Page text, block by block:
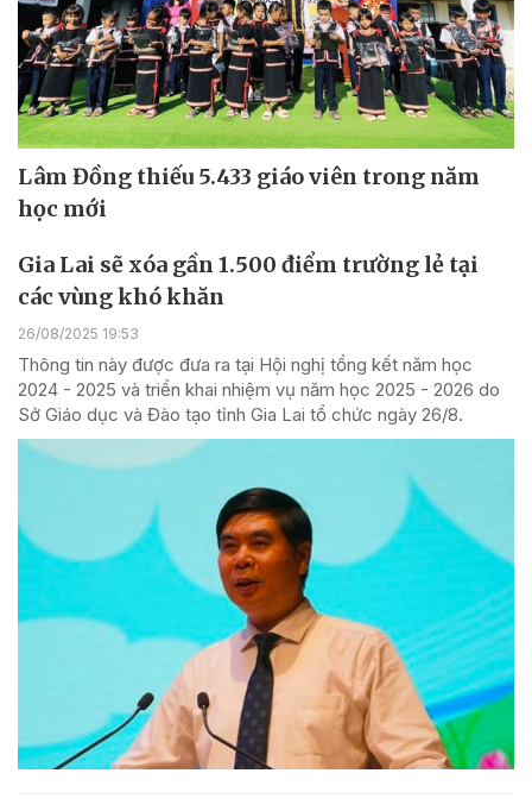
Lâm Đồng thiếu 5.433 giáo viên trong năm
học mới
Gia Lai sẽ xóa gần 1.500 điểm trường lẻ tại
các vùng khó khăn
26/08/2025 19:53
Thông tin này được đưa ra tại Hội nghị tổng kết năm học
2024 - 2025 và triển khai nhiệm vụ năm học 2025 - 2026 do
Sở Giáo dục và Đào tạo tỉnh Gia Lai tổ chức ngày 26/8.